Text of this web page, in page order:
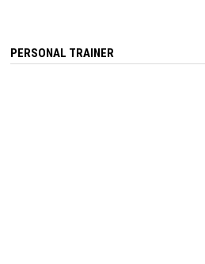
PERSONAL TRAINER